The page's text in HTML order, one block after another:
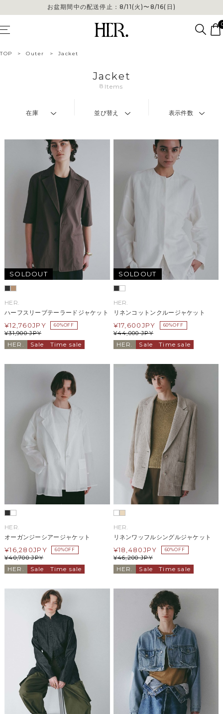
お盆期間中の配送停止：8/11(火)〜8/16(日)
TOP > Outer > Jacket
Jacket
8 Items
在庫 並び替え 表示件数
SOLDOUT
HER.
ハーフスリーブテーラードジャケット
¥31,900 JPY
¥12,760JPY 60%OFF
HER. Sale Time sale
SOLDOUT
HER.
リネンコットンクルージャケット
¥44,000 JPY
¥17,600JPY 60%OFF
HER. Sale Time sale
HER.
オーガンジーシアージャケット
¥40,700 JPY
¥16,280JPY 60%OFF
HER. Sale Time sale
HER.
リネンワッフルシングルジャケット
¥46,200 JPY
¥18,480JPY 60%OFF
HER. Sale Time sale